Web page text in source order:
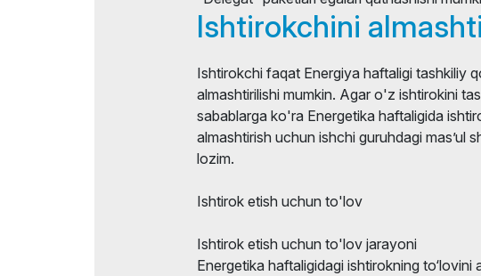
Ishtirokchini
Ishtirokchi faqat Energiya haftaligi tashkiliy
almashtirilishi mumkin. Agar o'z ishtirokini
sabablarga ko'ra Energetika haftaligida
almashtirish uchun ishchi guruhdagi mas’ul
lozim.
Ishtirok etish uchun to'lov
Ishtirok etish uchun to'lov jarayoni
Energetika haftaligidagi ishtirokning to‘lovini